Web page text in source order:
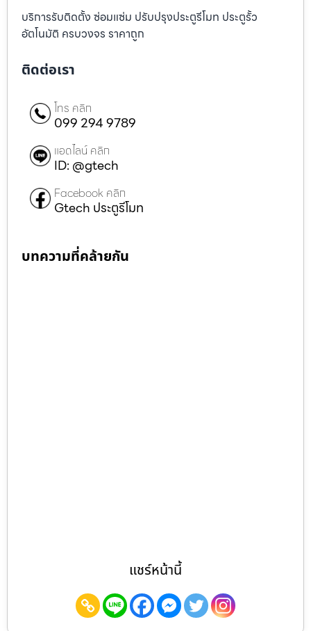
บริการรับติดตั้ง ซ่อมแซ่ม ปรับปรุงประตูรีโมท ประตูรั้ว
อัตโนมัติ ครบวงจร ราคาถูก
ติดต่อเรา
โทร คลิก
099 294 9789
แอดไลน์ คลิก
ID: @gtech
Facebook คลิก
Gtech ประตูรีโมท
บทความที่คล้ายกัน
แชร์หน้านี้